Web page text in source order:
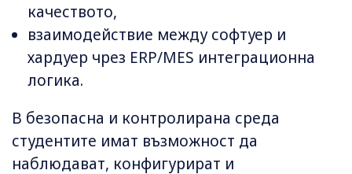
качеството,
взаимодействие между софтуер и
хардуер чрез ERP/MES интеграционна
логика.
В безопасна и контролирана среда
студентите имат възможност да
наблюдават, конфигурират и